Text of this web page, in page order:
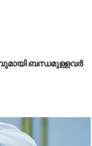
ബന്ധമുള്ളവർ